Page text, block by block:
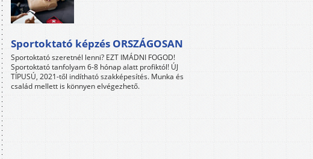
Sportoktató képzés ORSZÁGOSAN
Sportoktató szeretnél lenni? EZT IMÁDNI FOGOD!
Sportoktató tanfolyam 6-8 hónap alatt profiktól! ÚJ
TÍPUSÚ, 2021-től indítható szakképesítés. Munka és
család mellett is könnyen elvégezhető.